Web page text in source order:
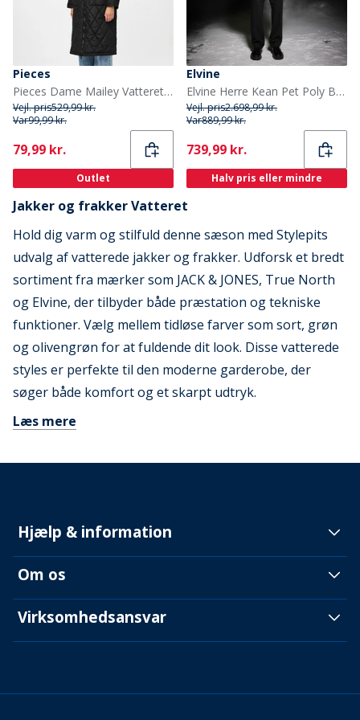
Pieces
Pieces Dame Mailey Vatteret Sort
Vejl. pris529,99 kr.
Var99,99 kr.
Current
79,99 kr.
Outlet
Elvine
Elvine Herre Kean Pet Poly Bonded 5K Jakke Sort
Vejl. pris2.698,99 kr.
Var889,99 kr.
Current
739,99 kr.
Halv pris eller mindre
Jakker og frakker Vatteret
Hold dig varm og stilfuld denne sæson med Stylepits
udvalg af vatterede jakker og frakker. Udforsk et bredt
sortiment fra mærker som JACK & JONES, True North
og Elvine, der tilbyder både præstation og tekniske
funktioner. Vælg mellem tidløse farver som sort, grøn
og olivengrøn for at fuldende dit look. Disse vatterede
styles er perfekte til den moderne garderobe, der
søger både komfort og et skarpt udtryk.
Læs mere
Hjælp & information
Om os
Virksomhedsansvar